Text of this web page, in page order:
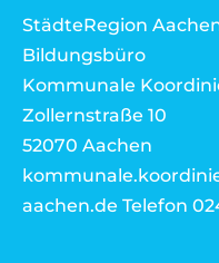
StädteRegion
Bildungsbüro
Kommunale
Zollernstraße 10
52070 Aachen
aachen.de Telefon